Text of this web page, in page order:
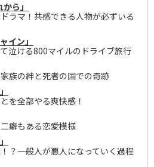
ら」
ラマ！共感できる人物が必ずいる
イン」
泣ける800マイルのドライブ旅行
族の絆と死者の国での奇跡
を全部やる爽快感！
癖もある恋愛模様
？一般人が悪人になっていく過程